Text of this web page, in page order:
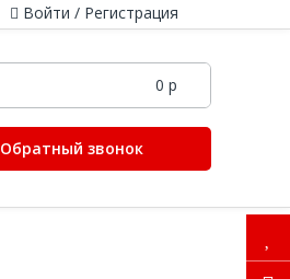
Войти / Регистрация
0 р
Обратный звонок